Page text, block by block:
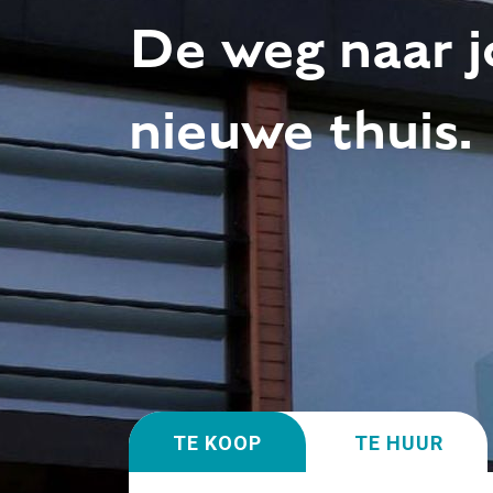
De weg naar
nieuwe thuis.
TE KOOP TE HUUR